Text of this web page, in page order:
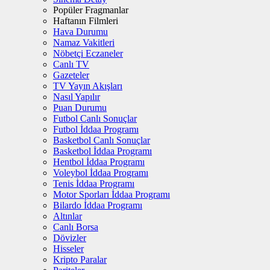
Popüler Fragmanlar
Haftanın Filmleri
Hava Durumu
Namaz Vakitleri
Nöbetçi Eczaneler
Canlı TV
Gazeteler
TV Yayın Akışları
Nasıl Yapılır
Puan Durumu
Futbol Canlı Sonuçlar
Futbol İddaa Programı
Basketbol Canlı Sonuçlar
Basketbol İddaa Programı
Hentbol İddaa Programı
Voleybol İddaa Programı
Tenis İddaa Programı
Motor Sporları İddaa Programı
Bilardo İddaa Programı
Altınlar
Canlı Borsa
Dövizler
Hisseler
Kripto Paralar